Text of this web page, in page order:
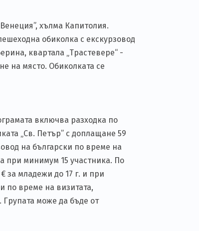
хълма Капитолия.
обиколка с екскурзовод
квартала „Трастевере“ -
на място. Обиколката се
включва разходка по
„Св. Петър” с доплащане 59
на български по време на
при минимум 15 участника. По
за младежи до 17 г. и при
по време на визитата,
може да бъде от